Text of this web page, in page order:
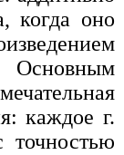
когда оно
Основным
каждое г.
точностью